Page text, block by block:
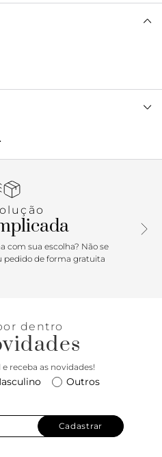
pé, adornada com o logo
fivela ajustável no
com sua escolha? Não se
pedido de forma gratuita
dentro
receba as novidades!
Outros
Cadastrar